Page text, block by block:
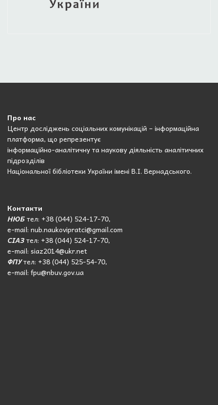
Про нас
Центр досліджень соціальних комунікацій – інформаційна
платформа, що репрезентує
інформаційно-аналітичну та наукову діяльність аналітичних
підрозділів
Національної бібліотеки України імені В.І. Вернадського.
Контакти
НЮБтел: +38 (044) 524-17-70,
e-mail: nub.naukovipratci@gmail.com
СІАЗтел: +38 (044) 524-17-70,
e-mail: siaz2014@ukr.net
ФПУтел: +38 (044) 525-54-70,
e-mail: fpu@nbuv.gov.ua